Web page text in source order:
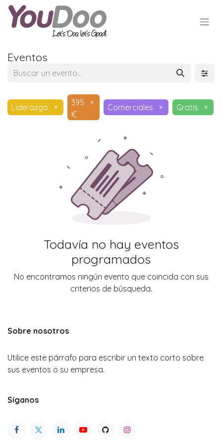
Eventos
Liderazgo ×
395
€
× Comerciales × Gratis ×
Todavía no hay eventos
programados
No encontramos ningún evento que coincida con sus
criterios de búsqueda.
Sobre nosotros
Utilice este párrafo para escribir un texto corto sobre
sus eventos o su empresa.
Síganos